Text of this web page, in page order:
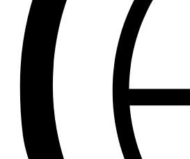
Refrigerador a Gas Licuado